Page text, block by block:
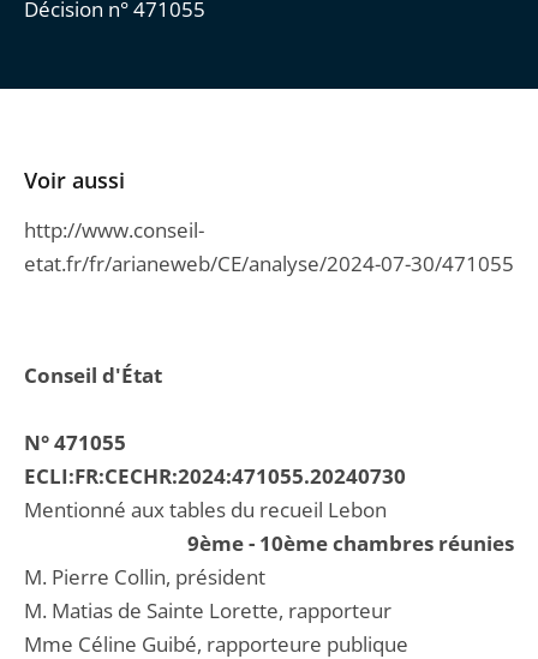
Décision n° 471055
Conseil d'État
N° 471055
ECLI:FR:CECHR:2024:471055.20240730
Mentionné aux tables du recueil Lebon
9ème - 10ème chambres réunies
M. Pierre Collin, président
M. Matias de Sainte Lorette, rapporteur
Mme Céline Guibé, rapporteure publique
Voir aussi
http://www.conseil-
etat.fr/fr/arianeweb/CE/analyse/2024-07-30/471055